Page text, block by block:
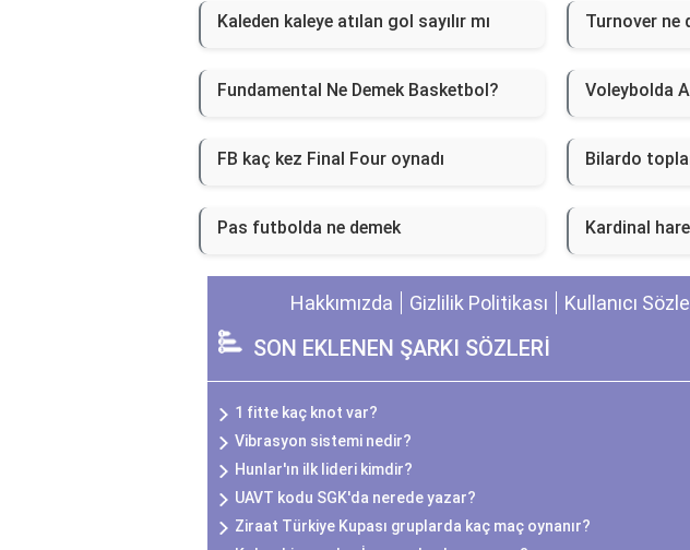
Kaleden kaleye atılan gol sayılır mı Turnover ne
Fundamental Ne Demek Basketbol? Voleybolda
FB kaç kez Final Four oynadı Bilardo
Pas futbolda ne demek Kardinal
Hakkımızda Gizlilik Politikası Kullanıcı
SON EKLENEN ŞARKI SÖZLERİ
1 fitte kaç knot var?
Vibrasyon sistemi nedir?
Hunlar'ın ilk lideri kimdir?
UAVT kodu SGK'da nerede yazar?
Ziraat Türkiye Kupası gruplarda kaç maç oynanır?